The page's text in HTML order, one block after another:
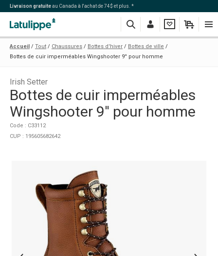
Livraison gratuiteau Canada à l'achat de 74$ et plus. *
Recherche
Me
connecter
Ma
liste
Mon
Accueil Tout Chaussures Bottes d'hiver
Bottes de ville
Bottes de cuir imperméables Wingshooter 9'' pour homme
Irish Setter
Bottes de cuir imperméables
Wingshooter 9'' pour homme
Code : C33112
CUP : 195605682642